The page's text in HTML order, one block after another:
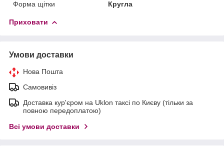
Форма щітки Кругла
Приховати
Умови доставки
Нова Пошта
Самовивіз
Доставка кур'єром на Uklon таксі по Києву (тільки за
повною передоплатою)
Всі умови доставки